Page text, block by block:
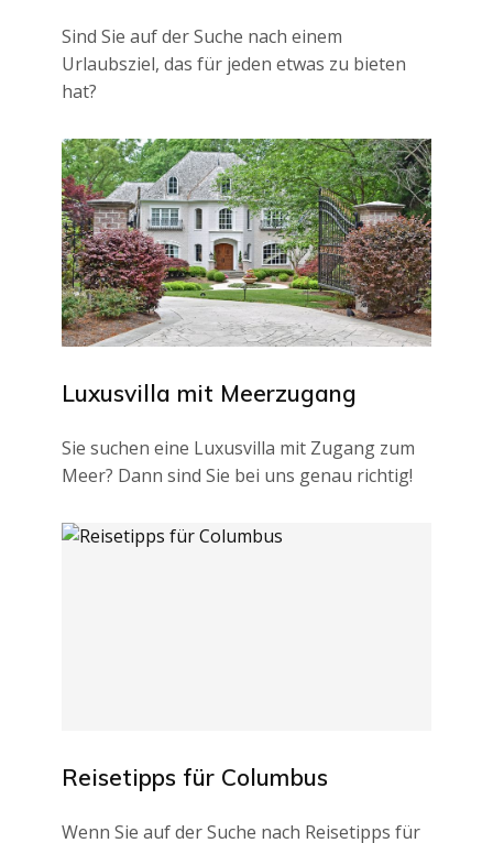
Sind Sie auf der Suche nach einem
Urlaubsziel, das für jeden etwas zu bieten
hat?
Luxusvilla mit Meerzugang
Sie suchen eine Luxusvilla mit Zugang zum
Meer? Dann sind Sie bei uns genau richtig!
Reisetipps für Columbus
Wenn Sie auf der Suche nach Reisetipps für